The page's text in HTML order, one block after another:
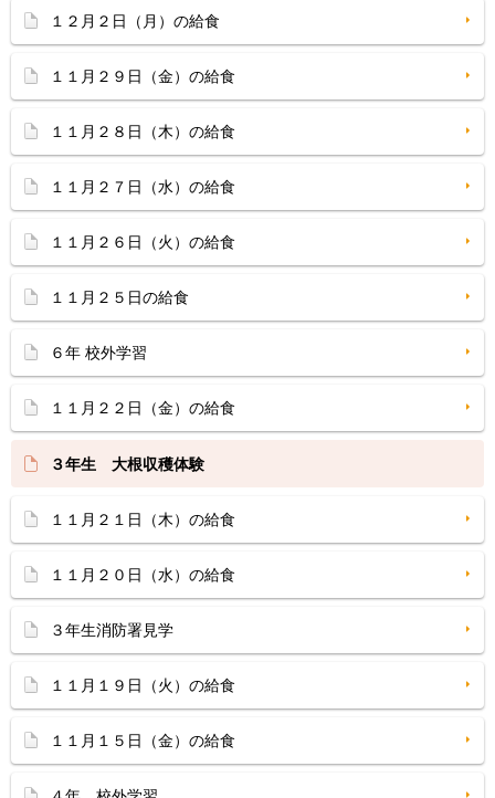
１２月２日（月）の給食
１１月２９日（金）の給食
１１月２８日（木）の給食
１１月２７日（水）の給食
１１月２６日（火）の給食
１１月２５日の給食
６年 校外学習
１１月２２日（金）の給食
３年生 大根収穫体験
１１月２１日（木）の給食
１１月２０日（水）の給食
３年生消防署見学
１１月１９日（火）の給食
１１月１５日（金）の給食